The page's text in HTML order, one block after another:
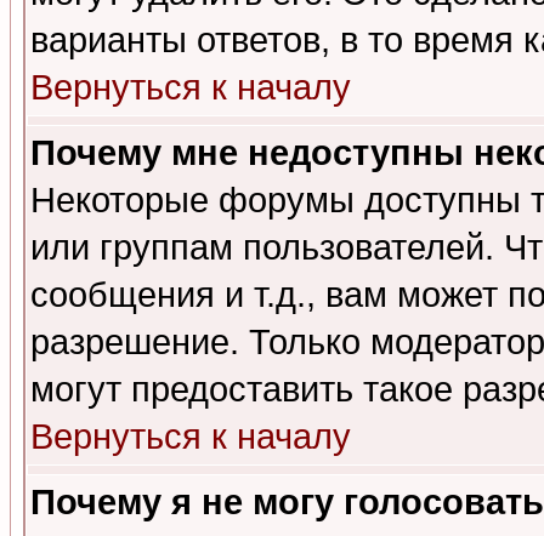
варианты ответов, в то время
Вернуться к началу
Почему мне недоступны
Некоторые форумы доступны
или группам пользователей.
сообщения и т.д., вам может
разрешение. Только
могут предоставить такое
Вернуться к началу
Почему я не могу